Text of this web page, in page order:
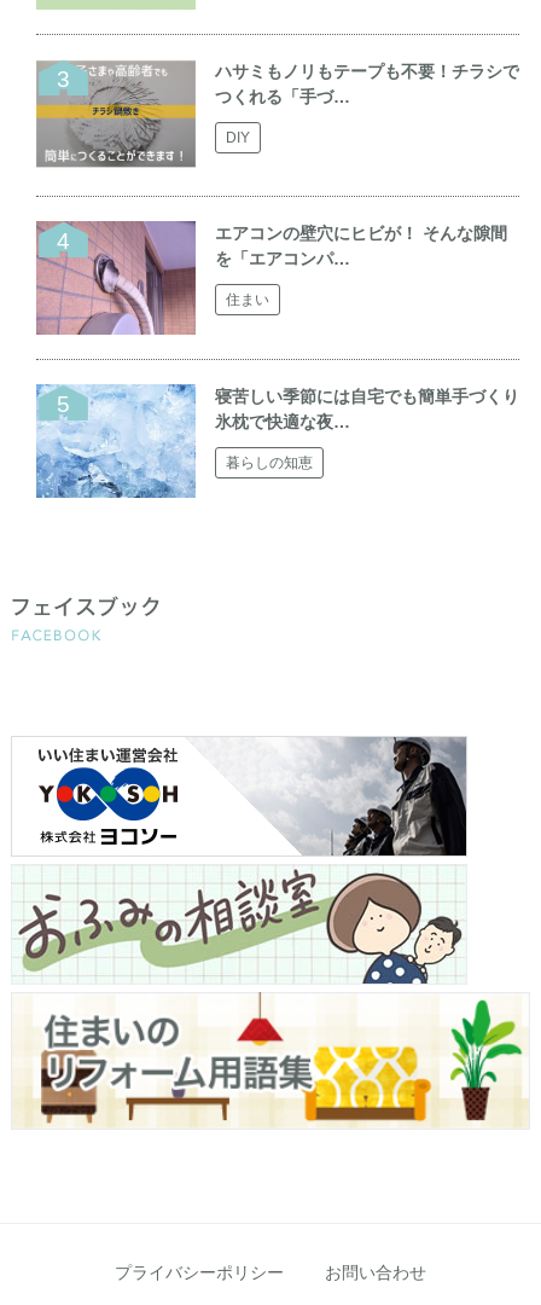
ハサミもノリもテープも不要！チラシで
つくれる「手づ…
DIY
エアコンの壁穴にヒビが！ そんな隙間
を「エアコンパ…
住まい
寝苦しい季節には自宅でも簡単手づくり
氷枕で快適な夜…
暮らしの知恵
プライバシーポリシー お問い合わせ